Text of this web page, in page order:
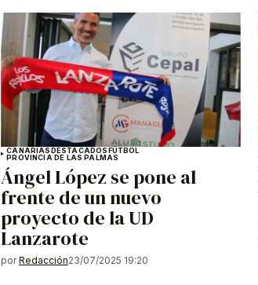
CANARIASDESTACADOSFÚTBOL
PROVINCIA DE LAS PALMAS
Ángel López se pone al
frente de un nuevo
proyecto de la UD
Lanzarote
por Redacción23/07/2025 19:20